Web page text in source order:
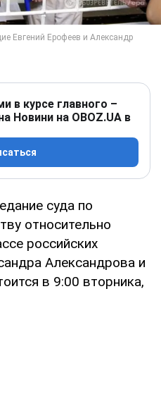
в курсе главного –
Новини на OBOZ.UA в
суда по
относительно
российских
Александрова и
в 9:00 вторника,